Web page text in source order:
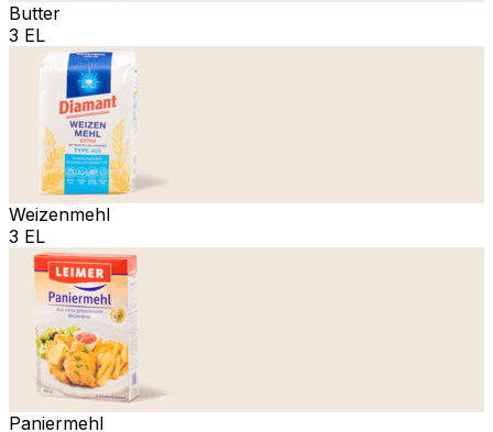
Butter
3 EL
Weizenmehl
3 EL
Paniermehl